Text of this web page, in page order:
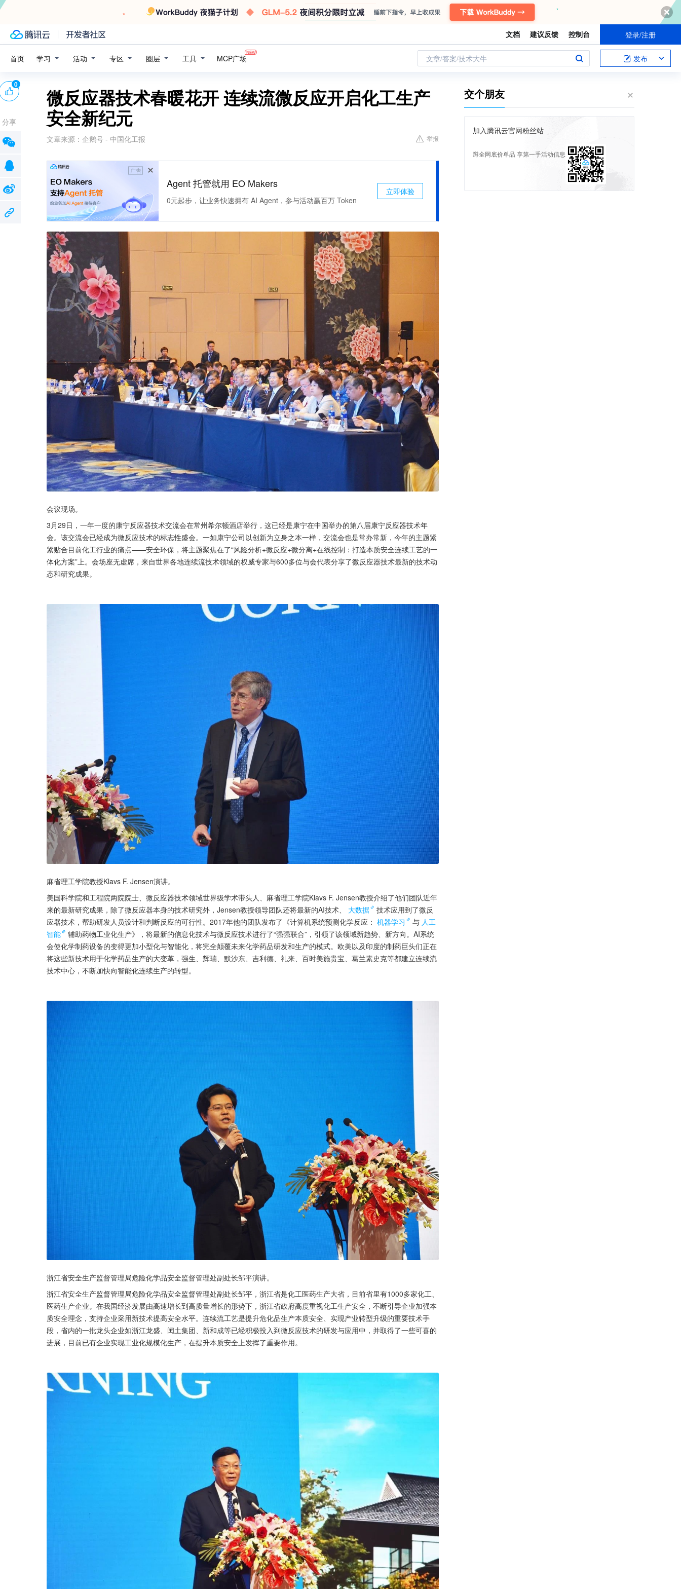
文档 建议反馈 控制台 登录/注册
首页 学习 活动 专区 圈层 工具 MCP广场 文章/答案/技术大牛 发布
微反应器技术春暖花开 连续流微反应开启化工生产
安全新纪元
文章来源： 企鹅号 - 中国化工报 举报
广告
Agent 托管就用 EO Makers
0元起步，让业务快速拥有 AI Agent，参与活动赢百万 Token
立即体验
会议现场。
3月29日，一年一度的康宁反应器技术交流会在常州希尔顿酒店举行，这已经是康宁在中国举办的第八届康宁反应器技术年
会。该交流会已经成为微反应技术的标志性盛会。一如康宁公司以创新为立身之本一样，交流会也是常办常新，今年的主题紧
紧贴合目前化工行业的痛点——安全环保，将主题聚焦在了“风险分析+微反应+微分离+在线控制：打造本质安全连续工艺的一
体化方案”上。会场座无虚席，来自世界各地连续流技术领域的权威专家与600多位与会代表分享了微反应器技术最新的技术动
态和研究成果。
麻省理工学院教授Klavs F. Jensen演讲。
美国科学院和工程院两院院士、微反应器技术领域世界级学术带头人、麻省理工学院Klavs F. Jensen教授介绍了他们团队近年
来的最新研究成果，除了微反应器本身的技术研究外，Jensen教授领导团队还将最新的AI技术、
大数据
技术应用到了微反
应器技术，帮助研发人员设计和判断反应的可行性。2017年他的团队发布了《计算机系统预测化学反应： 机器学习 与 人工
智能
辅助药物工业化生产》，将最新的信息化技术与微反应技术进行了“强强联合”，引领了该领域新趋势、新方向。AI系统
会使化学制药设备的变得更加小型化与智能化，将完全颠覆未来化学药品研发和生产的模式。欧美以及印度的制药巨头们正在
将这些新技术用于化学药品生产的大变革，强生、辉瑞、默沙东、吉利德、礼来、百时美施贵宝、葛兰素史克等都建立连续流
技术中心，不断加快向智能化连续生产的转型。
浙江省安全生产监督管理局危险化学品安全监督管理处副处长邹平演讲。
浙江省安全生产监督管理局危险化学品安全监督管理处副处长邹平，浙江省是化工医药生产大省，目前省里有1000多家化工、
医药生产企业。在我国经济发展由高速增长到高质量增长的形势下，浙江省政府高度重视化工生产安全，不断引导企业加强本
质安全理念，支持企业采用新技术提高安全水平。连续流工艺是提升危化品生产本质安全、实现产业转型升级的重要技术手
段，省内的一批龙头企业如浙江龙盛、闰土集团、新和成等已经积极投入到微反应技术的研发与应用中，并取得了一些可喜的
进展，目前已有企业实现工业化规模化生产，在提升本质安全上发挥了重要作用。
0
分享
交个朋友
加入腾讯云官网粉丝站
蹲全网底价单品 享第一手活动信息